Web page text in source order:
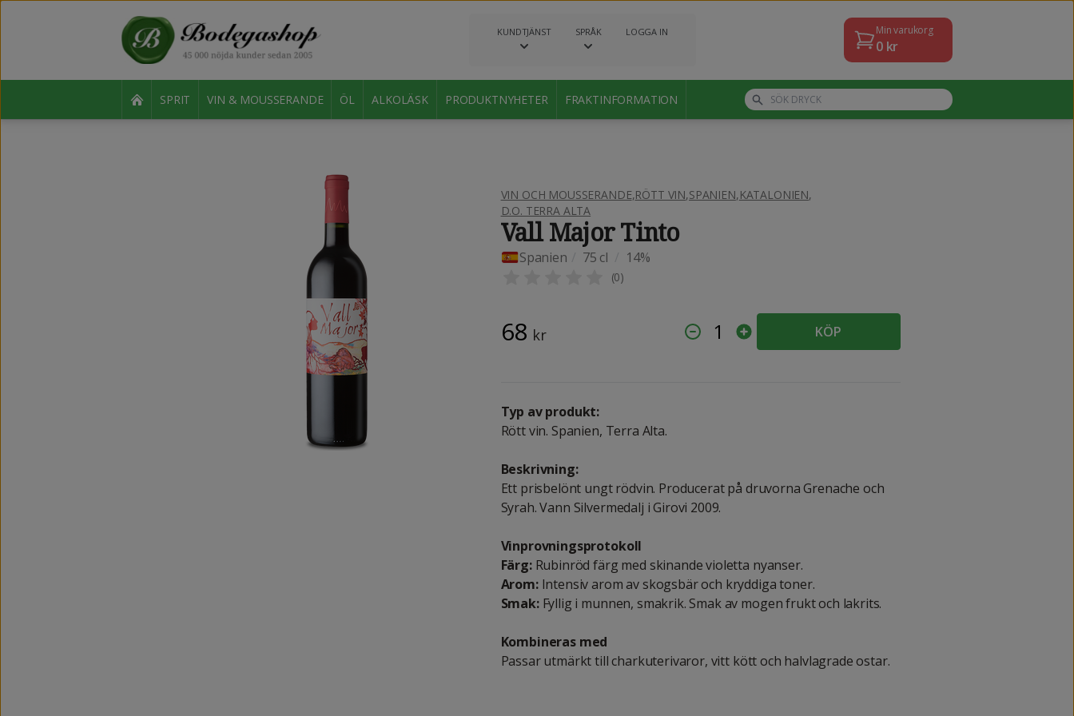
KUNDTJÄNST SPRÅK LOGGA IN Min varukorg
0kr
SPRIT VIN & MOUSSERANDE ÖL ALKOLÄSK PRODUKTNYHETER FRAKTINFORMATION
VIN OCH MOUSSERANDE,RÖTT VIN,SPANIEN,KATALONIEN,
D.O. TERRA ALTA
Vall Major Tinto
Spanien 75 cl 14%
(0)
68 kr 1 KÖP
Typ av produkt:
Rött vin. Spanien, Terra Alta.
Beskrivning:
Ett prisbelönt ungt rödvin. Producerat på druvorna Grenache och
Syrah. Vann Silvermedalj i Girovi 2009.
Vinprovningsprotokoll
Färg:Rubinröd färg med skinande violetta nyanser.
Arom:Intensiv arom av skogsbär och kryddiga toner.
Smak:Fyllig i munnen, smakrik. Smak av mogen frukt och lakrits.
Kombineras med
Passar utmärkt till charkuterivaror, vitt kött och halvlagrade ostar.